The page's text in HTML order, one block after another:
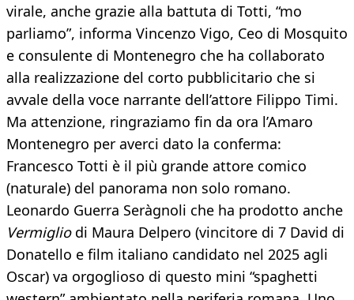
virale, anche grazie alla battuta di Totti, “mo
parliamo”, informa Vincenzo Vigo, Ceo di Mosquito
e consulente di Montenegro che ha collaborato
alla realizzazione del corto pubblicitario che si
avvale della voce narrante dell’attore Filippo Timi.
Ma attenzione, ringraziamo fin da ora l’Amaro
Montenegro per averci dato la conferma:
Francesco Totti è il più grande attore comico
(naturale) del panorama non solo romano.
Leonardo Guerra Seràgnoli che ha prodotto anche
Vermigliodi Maura Delpero (vincitore di 7 David di
Donatello e film italiano candidato nel 2025 agli
Oscar) va orgoglioso di questo mini “spaghetti